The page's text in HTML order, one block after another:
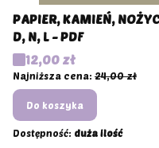
PAPIER, KAMIEŃ,
D, N, L - PDF
Cena promocyjna
12,00 zł
Najniższa cena: 24,00 zł
Do koszyka
Dostępność: duża ilość